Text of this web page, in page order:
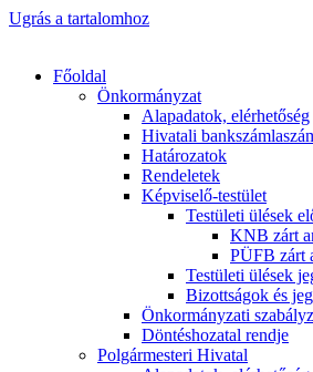
Ugrás a tartalomhoz
Főoldal
Önkormányzat
Alapadatok, elérhetőség
Hivatali
Határozatok
Rendeletek
Képviselő-testület
Testületi ülések
KNB zárt
PÜFB zárt
Testületi ülések
Bizottságok és
Önkormányzati
Döntéshozatal rendje
Polgármesteri Hivatal